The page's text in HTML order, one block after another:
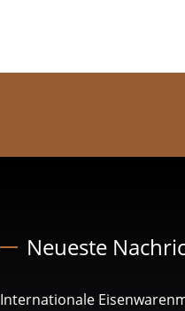
Neueste
Internationale